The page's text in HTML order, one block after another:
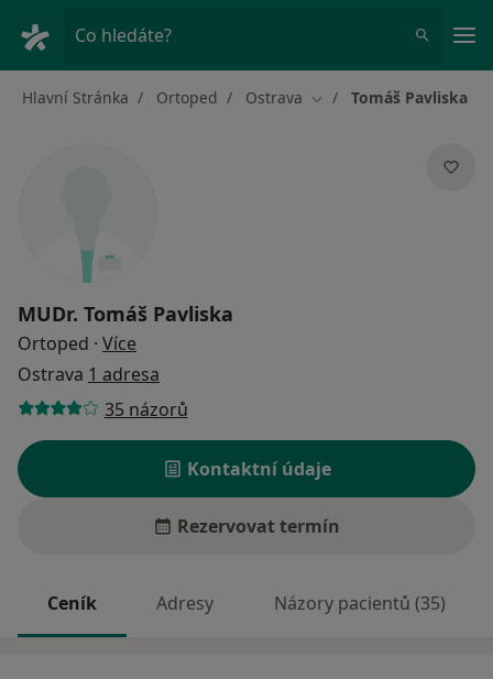
Co hledáte?
Hlavní Stránka Ortoped Ostrava Změna města
Tomáš Pavliska
MUDr. Tomáš Pavliska
Ortoped · Více
Ostrava 1 adresa
35 názorů
Kontaktní údaje
Rezervovat termín
Ceník Adresy Názory pacientů (35)